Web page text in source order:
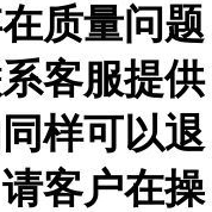
质量问题
客服提供
样可以退
客户在操